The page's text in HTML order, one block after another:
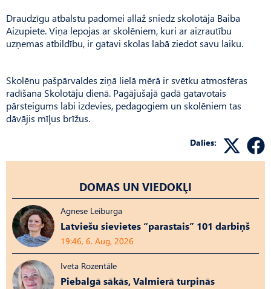
Draudzīgu atbalstu padomei allaž sniedz skolotāja Baiba
Aizupiete. Viņa lepojas ar skolēniem, kuri ar aizrautību
uzņemas atbildību, ir gatavi skolas labā ziedot savu laiku.
Skolēnu pašpārvaldes ziņā lielā mērā ir svētku atmosfēras
radīšana Skolotāju dienā. Pagājušajā gadā gatavotais
pārsteigums labi izdevies, pedagogiem un skolēniem tas
dāvājis mīļus brīžus.
Dalies:
DOMAS UN VIEDOKĻI
Agnese Leiburga
Latviešu sievietes “parastais” 101 darbiņš
19:46, 6. Aug, 2026
Iveta Rozentāle
Piebalgā sākās, Valmierā turpinās